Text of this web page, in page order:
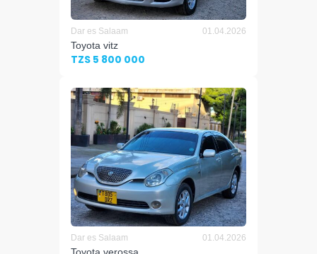
Dar es Salaam 01.04.2026
Toyota vitz
TZS 5 800 000
Dar es Salaam 01.04.2026